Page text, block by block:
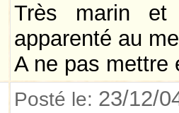
Très marin
apparenté au
A ne pas mettre
Posté le: 23/12/